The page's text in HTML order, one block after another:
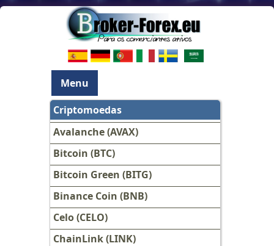
Menu
Criptomoedas
Avalanche (AVAX)
Bitcoin (BTC)
Bitcoin Green (BITG)
Binance Coin (BNB)
Celo (CELO)
ChainLink (LINK)